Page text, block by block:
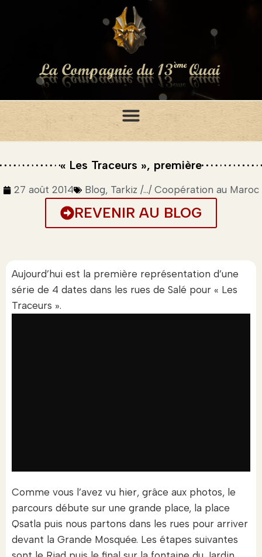
« Les Traceurs », première
27 août 2014 Blog, Tarkiz /.../ Coopération au Maroc
REVENIR AU BLOG
Aujourd’hui est la première représentation d’une
série de 4 dates dans les rues de Salé pour « Les
Traceurs ».
Comme vous l’avez vu hier, grâce aux photos, le
parcours débute sur une grande place, la place
Qsatla puis nous partons dans les rues pour arriver
devant la Grande Mosquée. Les étapes suivantes